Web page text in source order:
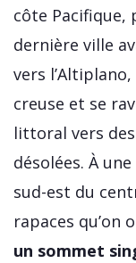
côte Pacifique,
dernière ville
vers
creuse et se
littoral vers
désolées. À
sud-est du
rapaces qu’on
un sommet